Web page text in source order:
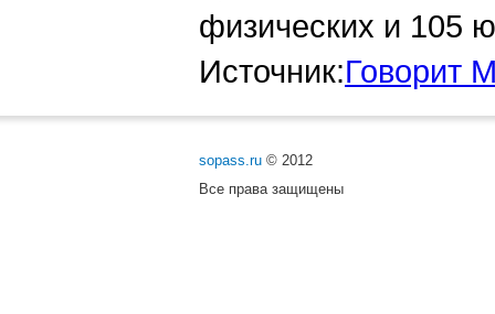
физических и 105
Источник:Говорит
sopass.ru © 2012
Все права защищены